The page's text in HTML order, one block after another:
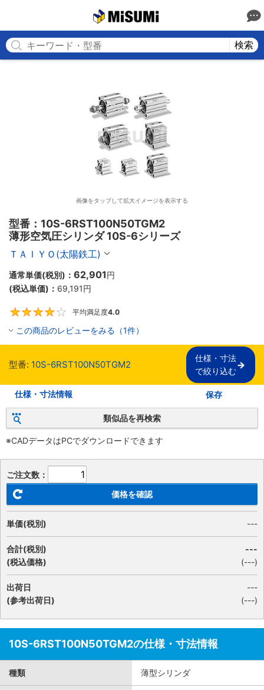
検索
画像をタップして拡大イメージを表示する
型番：10S-6RST100N50TGM2
薄形空気圧シリンダ 10S-6シリーズ
ＴＡＩＹＯ(太陽鉄工)
通常単価(税別)： 62,901円
(税込単価)： 69,191円
平均満足度4.0
この商品のレビューをみる（1件）
型番: 10S-6RST100N50TGM2
仕様・寸法
で絞り込む
仕様・寸法情報 保存
類似品を再検索
※CADデータはPCでダウンロードできます
ご注文数：
価格を確認
単価(税別) ---
合計(税別)
(税込価格)
---
(---)
出荷日
(参考出荷日)
---
(---)
10S-6RST100N50TGM2の仕様・寸法情報
種類 薄型シリンダ